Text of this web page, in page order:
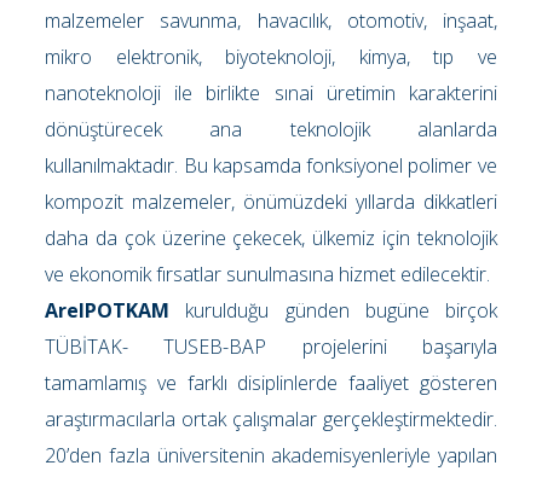
malzemeler savunma, havacılık, otomotiv, inşaat,
mikro elektronik, biyoteknoloji, kimya, tıp ve
nanoteknoloji ile birlikte sınai üretimin karakterini
dönüştürecek ana teknolojik alanlarda
kullanılmaktadır. Bu kapsamda fonksiyonel polimer ve
kompozit malzemeler, önümüzdeki yıllarda dikkatleri
daha da çok üzerine çekecek, ülkemiz için teknolojik
ve ekonomik fırsatlar sunulmasına hizmet edilecektir.
ArelPOTKAM kurulduğu günden bugüne birçok
TÜBİTAK- TUSEB-BAP projelerini başarıyla
tamamlamış ve farklı disiplinlerde faaliyet gösteren
araştırmacılarla ortak çalışmalar gerçekleştirmektedir.
20’den fazla üniversitenin akademisyenleriyle yapılan